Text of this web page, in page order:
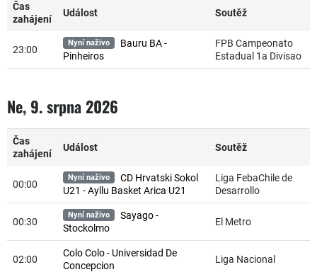
Čas
zahájení
Událost Soutěž
23:00
Nyní naživo
Bauru BA -
Pinheiros
FPB Campeonato
Estadual 1a Divisao
Ne, 9. srpna 2026
Čas
zahájení
Událost Soutěž
00:00
Nyní naživo
CD Hrvatski Sokol
U21 - Ayllu Basket Arica U21
Liga FebaChile de
Desarrollo
00:30
Nyní naživo
Sayago -
Stockolmo
El Metro
02:00
Colo Colo - Universidad De
Concepcion
Liga Nacional